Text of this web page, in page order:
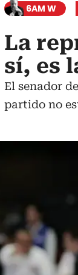
6AM W
La
sí, es
El senador
partido no